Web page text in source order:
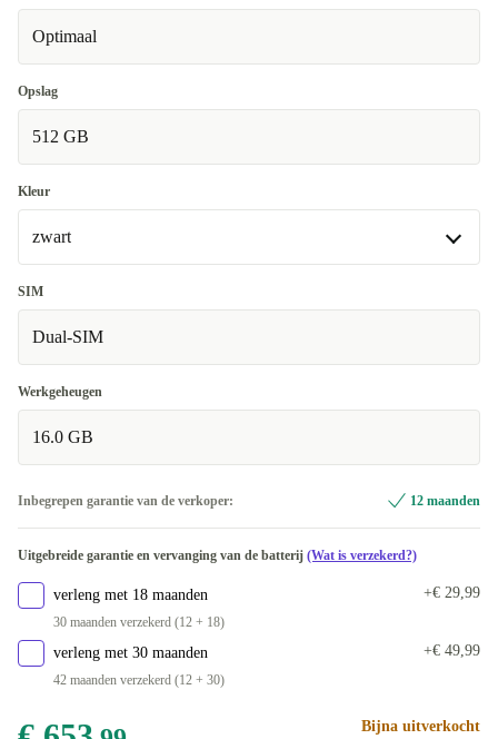
Uitstekend
Optimaal
Opslag
512 GB
Kleur
zwart
zwart
Beschikbaar in andere configuraties
paars
SIM
Dual-SIM
Werkgeheugen
16.0 GB
Inbegrepen garantie van de verkoper: 12 maanden
Uitgebreide garantie en vervanging van de batterij (Wat is verzekerd?)
verleng met 18 maanden
30 maanden verzekerd (12 + 18)
+€ 29,99
verleng met 30 maanden
42 maanden verzekerd (12 + 30)
+€ 49,99
Bijna uitverkocht